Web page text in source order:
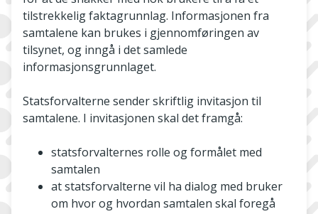
tilstrekkelig faktagrunnlag. Informasjonen fra
samtalene kan brukes i gjennomføringen av
tilsynet, og inngå i det samlede
informasjonsgrunnlaget.
Statsforvalterne sender skriftlig invitasjon til
samtalene. I invitasjonen skal det framgå:
statsforvalternes rolle og formålet med
samtalen
at statsforvalterne vil ha dialog med bruker
om hvor og hvordan samtalen skal foregå